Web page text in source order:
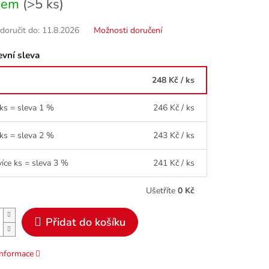
(>5 ks)
do: 11.8.2026 Možnosti doručení
sleva
248 Kč / ks
= sleva 1 % 246 Kč / ks
= sleva 2 % 243 Kč / ks
ks = sleva 3 % 241 Kč / ks
Ušetříte 0 Kč
Přidat do košíku